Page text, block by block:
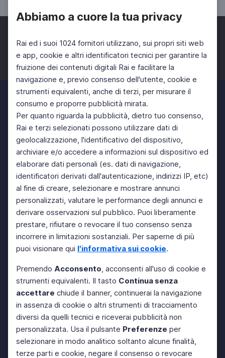
Abbiamo a cuore la tua privacy
Rai ed i suoi 1024 fornitori utilizzano, sui propri siti web
e app, cookie e altri identificatori tecnici per garantire la
fruizione dei contenuti digitali Rai e facilitare la
navigazione e, previo consenso dell'utente, cookie e
strumenti equivalenti, anche di terzi, per misurare il
consumo e proporre pubblicità mirata.
Per quanto riguarda la pubblicità, dietro tuo consenso,
Rai e terzi selezionati possono utilizzare dati di
geolocalizzazione, l'identificativo del dispositivo,
archiviare e/o accedere a informazioni sul dispositivo ed
elaborare dati personali (es. dati di navigazione,
identificatori derivati dall'autenticazione, indirizzi IP, etc)
al fine di creare, selezionare e mostrare annunci
personalizzati, valutare le performance degli annunci e
derivare osservazioni sul pubblico. Puoi liberamente
prestare, rifiutare o revocare il tuo consenso senza
incorrere in limitazioni sostanziali. Per saperne di più
puoi visionare qui l'informativa sui cookie.
Premendo Acconsento, acconsenti all'uso di cookie e
strumenti equivalenti. Il tasto Continua senza
accettare chiude il banner, continuerai la navigazione
in assenza di cookie o altri strumenti di tracciamento
diversi da quelli tecnici e riceverai pubblicità non
personalizzata. Usa il pulsante Preferenze per
selezionare in modo analitico soltanto alcune finalità,
terze parti e cookie, negare il consenso o revocare
Facebook Twitter Instagram